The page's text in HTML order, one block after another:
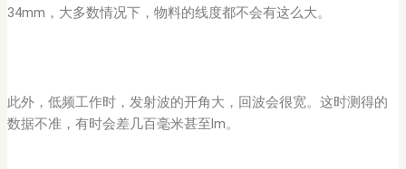
34mm，大多数情况下，物料的线度都不会有这么大。
此外，低频工作时，发射波的开角大，回波会很宽。这时测得的
数据不准，有时会差几百毫米甚至lm。